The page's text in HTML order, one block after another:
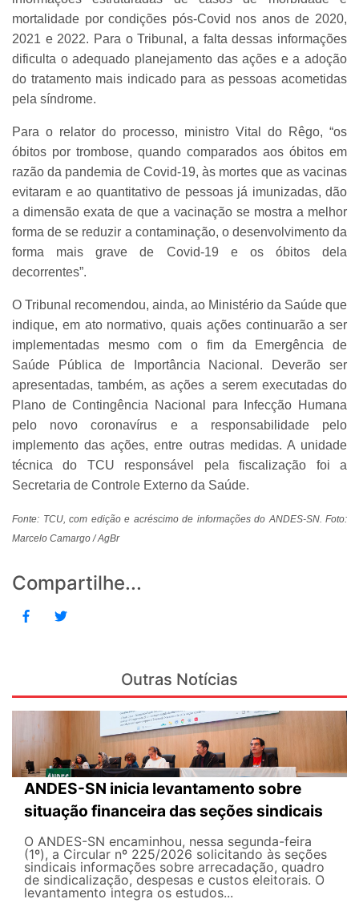
mortalidade por condições pós-Covid nos anos de 2020,
2021 e 2022. Para o Tribunal, a falta dessas informações
dificulta o adequado planejamento das ações e a adoção
do tratamento mais indicado para as pessoas acometidas
pela síndrome.
Para o relator do processo, ministro Vital do Rêgo, “os
óbitos por trombose, quando comparados aos óbitos em
razão da pandemia de Covid-19, às mortes que as vacinas
evitaram e ao quantitativo de pessoas já imunizadas, dão
a dimensão exata de que a vacinação se mostra a melhor
forma de se reduzir a contaminação, o desenvolvimento da
forma mais grave de Covid-19 e os óbitos dela
decorrentes”.
O Tribunal recomendou, ainda, ao Ministério da Saúde que
indique, em ato normativo, quais ações continuarão a ser
implementadas mesmo com o fim da Emergência de
Saúde Pública de Importância Nacional. Deverão ser
apresentadas, também, as ações a serem executadas do
Plano de Contingência Nacional para Infecção Humana
pelo novo coronavírus e a responsabilidade pelo
implemento das ações, entre outras medidas. A unidade
técnica do TCU responsável pela fiscalização foi a
Secretaria de Controle Externo da Saúde.
Fonte: TCU, com edição e acréscimo de informações do ANDES-SN. Foto:
Marcelo Camargo / AgBr
Compartilhe...
Outras Notícias
ANDES-SN inicia levantamento sobre
situação financeira das seções sindicais
O ANDES-SN encaminhou, nessa segunda-feira
(1º), a Circular nº 225/2026 solicitando às seções
sindicais informações sobre arrecadação, quadro
de sindicalização, despesas e custos eleitorais. O
levantamento integra os estudos...